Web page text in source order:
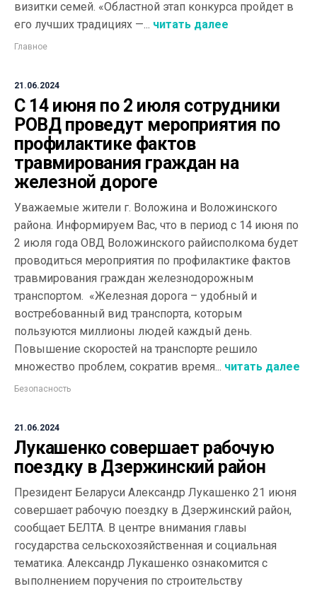
визитки семей. «Областной этап конкурса пройдет в
его лучших традициях —... читать далее
Главное
21.06.2024
С 14 июня по 2 июля сотрудники
РОВД проведут мероприятия по
профилактике фактов
травмирования граждан на
железной дороге
Уважаемые жители г. Воложина и Воложинского
района. Информируем Вас, что в период с 14 июня по
2 июля года ОВД Воложинского райисполкома будет
проводиться мероприятия по профилактике фактов
травмирования граждан железнодорожным
транспортом. «Железная дорога – удобный и
востребованный вид транспорта, которым
пользуются миллионы людей каждый день.
Повышение скоростей на транспорте решило
множество проблем, сократив время... читать далее
Безопасность
21.06.2024
Лукашенко совершает рабочую
поездку в Дзержинский район
Президент Беларуси Александр Лукашенко 21 июня
совершает рабочую поездку в Дзержинский район,
сообщает БЕЛТА. В центре внимания главы
государства сельскохозяйственная и социальная
тематика. Александр Лукашенко ознакомится с
выполнением поручения по строительству